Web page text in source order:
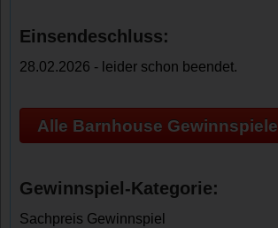
Einsendeschluss:
28.02.2026 - leider schon beendet.
Alle Barnhouse Gewinnspiele
Gewinnspiel-Kategorie:
Sachpreis Gewinnspiel